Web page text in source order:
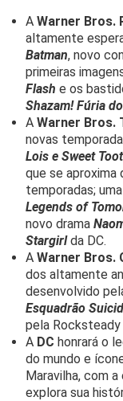
A Warner Bros.
altamente
Batman, novo
primeiras
Flash e os
Shazam! Fúria
A Warner Bros.
novas
Lois e Sweet
que se aproxima
temporadas;
Legends of
novo drama
Stargirlda DC.
A Warner Bros.
dos altamente
desenvolvido
Esquadrão
pela Rocksteady
A DC honrará o
do mundo e
Maravilha, com
explora sua